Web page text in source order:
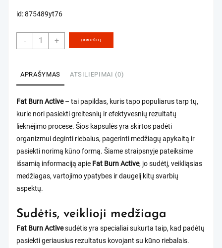
id: 875489yt76
-
produkto
kiekis:
Burn
Active
+ Į KREPŠELĮ
APRAŠYMAS ATSILIEPIMAI (0)
Fat Burn Active– tai papildas, kuris tapo populiarus tarp tų,
kurie nori pasiekti greitesnių ir efektyvesnių rezultatų
lieknėjimo procese. Šios kapsulės yra skirtos padėti
organizmui deginti riebalus, pagerinti medžiagų apykaitą ir
pasiekti norimą kūno formą. Šiame straipsnyje pateiksime
išsamią informaciją apie Fat Burn Active, jo sudėtį, veikliąsias
medžiagas, vartojimo ypatybes ir daugelį kitų svarbių
aspektų.
Sudėtis, veiklioji medžiaga
Fat Burn Activesudėtis yra specialiai sukurta taip, kad padėtų
pasiekti geriausius rezultatus kovojant su kūno riebalais.